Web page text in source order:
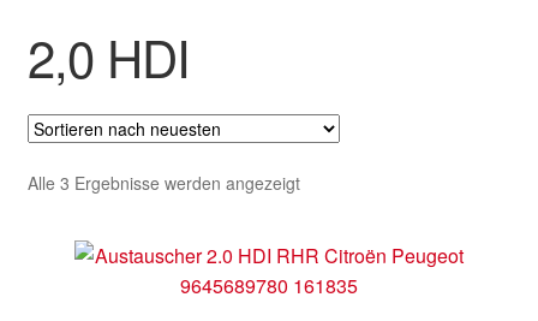
Kasse
Kontakt
Mein Konto
2,0 HDI
Alle 3 Ergebnisse werden angezeigtNach